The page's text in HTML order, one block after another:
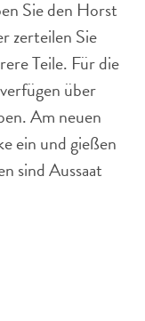
Sie den Horst
zerteilen Sie
Teile. Für die
über
Am neuen
ein und gießen
sind Aussaat